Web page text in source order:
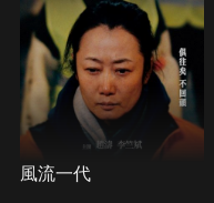
風流一代